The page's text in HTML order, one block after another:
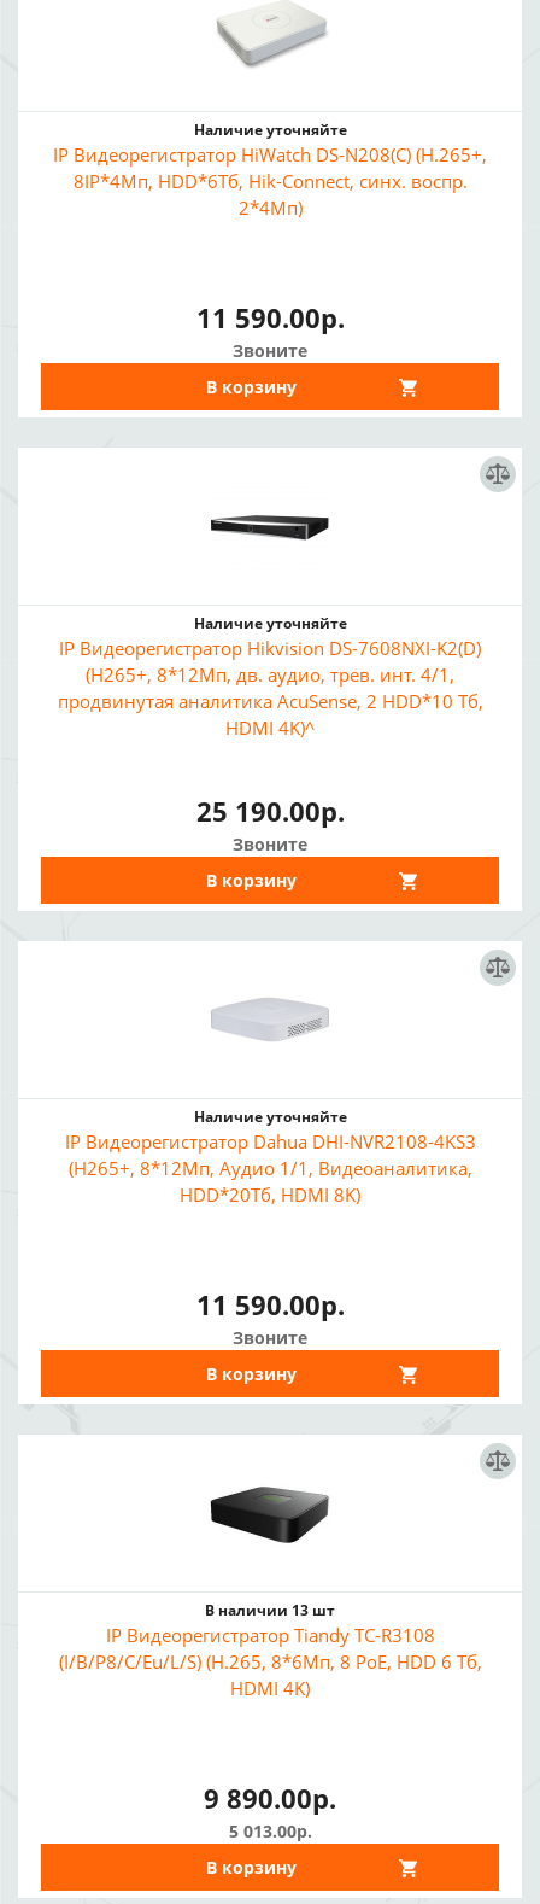
Наличие уточняйте
IP Видеорегистратор HiWatch DS-N208(C) (H.265+,
8IP*4Мп, HDD*6Тб, Hik-Connect, синх. воспр.
2*4Мп)
11 590.00р.
Звоните
В корзину
Наличие уточняйте
IP Видеорегистратор Hikvision DS-7608NXI-K2(D)
(H265+, 8*12Мп, дв. аудио, трев. инт. 4/1,
продвинутая аналитика AcuSense, 2 HDD*10 Тб,
HDMI 4K)^
25 190.00р.
Звоните
В корзину
Наличие уточняйте
IP Видеорегистратор Dahua DHI-NVR2108-4KS3
(H265+, 8*12Мп, Аудио 1/1, Видеоаналитика,
HDD*20Тб, HDMI 8K)
11 590.00р.
Звоните
В корзину
В наличии 13 шт
IP Видеорегистратор Tiandy TC-R3108
(I/B/P8/C/Eu/L/S) (H.265, 8*6Мп, 8 PoE, HDD 6 Тб,
HDMI 4K)
9 890.00р.
5 013.00р.
В корзину